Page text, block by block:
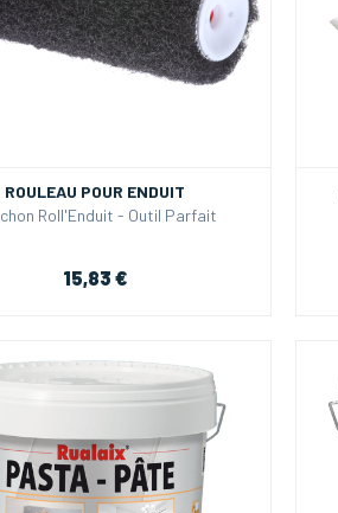
ROULEAU POUR ENDUIT
Roll'Enduit - Outil Parfait
15,83 €